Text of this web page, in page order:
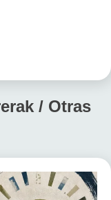
/ Otras